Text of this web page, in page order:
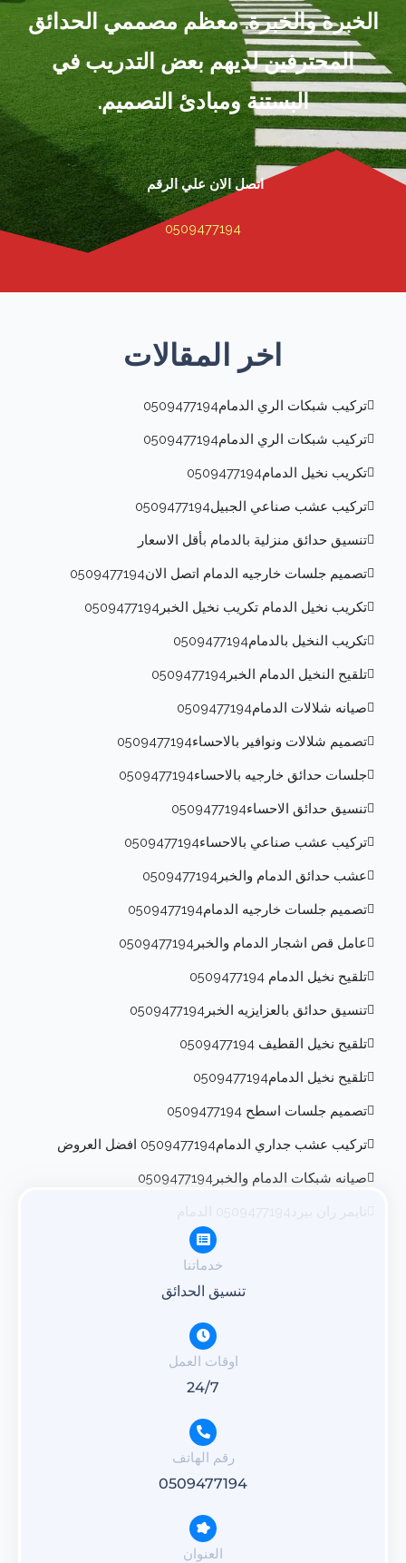
الخبرة والخبرة. معظم مصممي الحدائق
المحترفين لديهم بعض التدريب في
البستنة ومبادئ التصميم.
اتصل الان علي الرقم
0509477194
اخر المقالات
تركيب شبكات الري الدمام0509477194
تركيب شبكات الري الدمام0509477194
تكريب نخيل الدمام0509477194
تركيب عشب صناعي الجبيل0509477194
تنسيق حدائق منزلية بالدمام بأقل الاسعار
تصميم جلسات خارجيه الدمام اتصل الان0509477194
تكريب نخيل الدمام تكريب نخيل الخبر0509477194
تكريب النخيل بالدمام0509477194
تلقيح النخيل الدمام الخبر0509477194
صيانه شلالات الدمام0509477194
تصميم شلالات ونوافير بالاحساء0509477194
جلسات حدائق خارجيه بالاحساء0509477194
تنسيق حدائق الاحساء0509477194
تركيب عشب صناعي بالاحساء0509477194
عشب حدائق الدمام والخبر0509477194
تصميم جلسات خارجيه الدمام0509477194
عامل قص اشجار الدمام والخبر0509477194
تلقيح نخيل الدمام 0509477194
تنسيق حدائق بالعزايزيه الخبر0509477194
تلقيح نخيل القطيف 0509477194
تلقيح نخيل الدمام0509477194
تصميم جلسات اسطح 0509477194
تركيب عشب جداري الدمام0509477194 افضل العروض
صيانه شبكات الدمام والخبر0509477194
خدماتنا
تنسيق الحدائق
اوقات العمل
24/7
رقم الهاتف
0509477194
العنوان